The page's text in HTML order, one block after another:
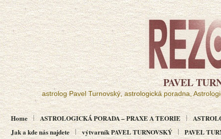
PAVEL
astrolog Pavel Turnovský, astrologická poradna,
Home ASTROLOGICKÁ PORADA – PRAXE A TEORIE
Jak a kde nás najdete
výtvarník PAVEL TURNOVSKÝ PAVEL